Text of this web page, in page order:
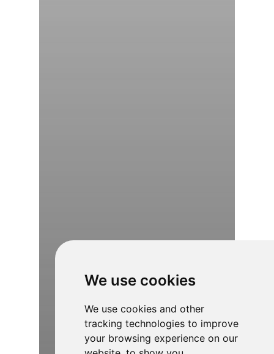
We use cookies
We use cookies and other
tracking technologies to improve
your browsing experience on our